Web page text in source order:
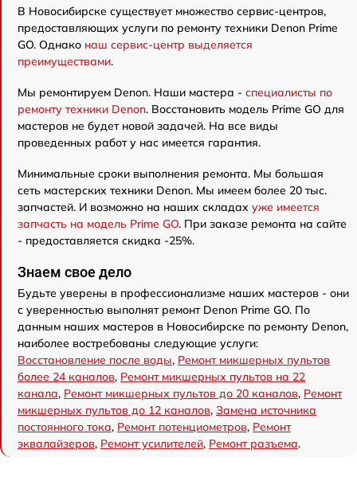
В Новосибирске существует множество сервис-центров,
предоставляющих услуги по ремонту техники Denon Prime
GO. Однако наш сервис-центр выделяется
преимуществами.
Мы ремонтируем Denon. Наши мастера - специалисты по
ремонту техники Denon. Восстановить модель Prime GO для
мастеров не будет новой задачей. На все виды
проведенных работ у нас имеется гарантия.
Минимальные сроки выполнения ремонта. Мы большая
сеть мастерских техники Denon. Мы имеем более 20 тыс.
запчастей. И возможно на наших складах уже имеется
запчасть на модель Prime GO. При заказе ремонта на сайте
- предоставляется скидка -25%.
Знаем свое дело
Будьте уверены в профессионализме наших мастеров - они
с уверенностью выполнят ремонт Denon Prime GO. По
данным наших мастеров в Новосибирске по ремонту Denon,
наиболее востребованы следующие услуги:
Восстановление после воды, Ремонт микшерных пультов
более 24 каналов, Ремонт микшерных пультов на 22
канала, Ремонт микшерных пультов до 20 каналов, Ремонт
микшерных пультов до 12 каналов, Замена источника
постоянного тока, Ремонт потенциометров, Ремонт
эквалайзеров, Ремонт усилителей, Ремонт разъема.